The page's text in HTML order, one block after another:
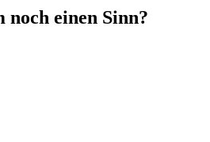
noch einen Sinn?